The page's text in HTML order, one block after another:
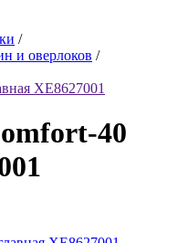
/
и оверлоков /
XE8627001
40